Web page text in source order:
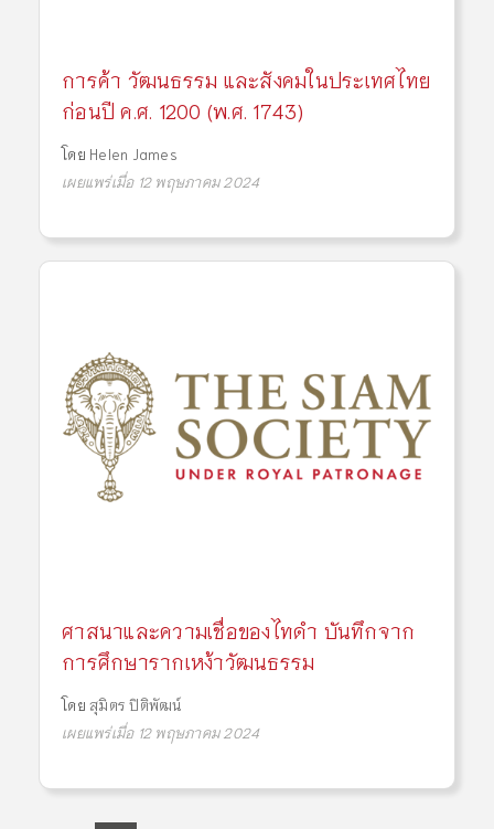
การค้า วัฒนธรรม และสังคมในประเทศไทย
ก่อนปี ค.ศ. 1200 (พ.ศ. 1743)
โดย Helen James
เผยแพร่เมื่อ 12 พฤษภาคม 2024
ศาสนาและความเชื่อของไทดำ บันทึกจาก
การศึกษารากเหง้าวัฒนธรรม
โดย สุมิตร ปิติพัฒน์
เผยแพร่เมื่อ 12 พฤษภาคม 2024